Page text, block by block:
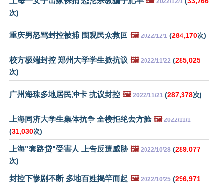
2022/12/1
次)
重庆男怒骂封控被捕 围观民众救回 🖼️ 2022/12/1 (284,170次)
校方极端封控 郑州大学学生掀抗议 🖼️ 2022/11/22 (285,025
次)
广州海珠多地居民冲卡 抗议封控 🖼️ 2022/11/21 (287,378次)
上海同济大学生集体抗争 全楼拒绝去方舱 🖼️ 2022/11/1
(31,030次)
上海"套路贷"受害人 上告反遭威胁 🖼️ 2022/10/28 (289,077
次)
封控下惨剧不断 多地百姓揭竿而起 🖼️ 2022/10/25 (296,971